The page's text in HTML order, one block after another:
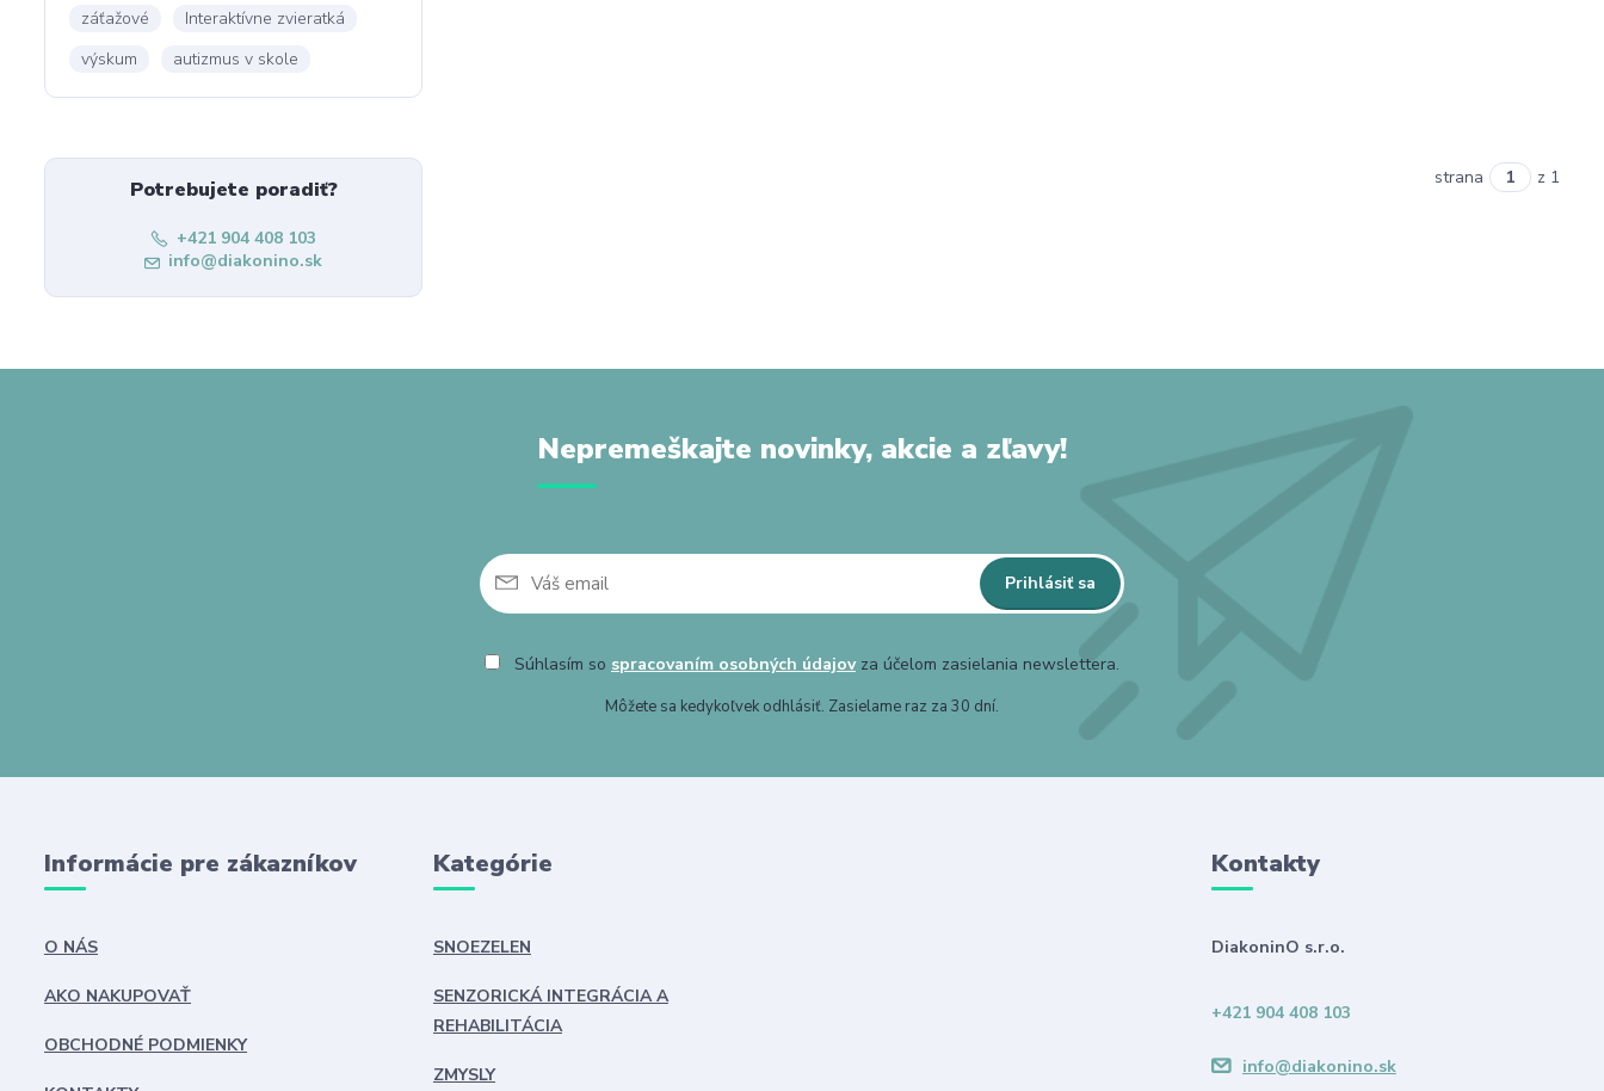
záťažové
Interaktívne zvieratká
výskum
autizmus v skole
Potrebujete poradiť?
+421 904 408 103
info@diakonino.sk
strana z 1
Nepremeškajte novinky, akcie a zľavy!
Prihlásiť sa
Súhlasím so spracovaním osobných údajovza účelom zasielania newslettera.
Môžete sa kedykoľvek odhlásiť. Zasielame raz za 30 dní.
Informácie pre zákazníkov
O NÁS
AKO NAKUPOVAŤ
OBCHODNÉ PODMIENKY
Kategórie
SNOEZELEN
SENZORICKÁ INTEGRÁCIA A
REHABILITÁCIA
ZMYSLY
Kontakty
DiakoninO s.r.o.
+421 904 408 103
info@diakonino.sk